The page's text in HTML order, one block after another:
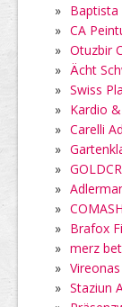
» Baptista
» CA
» Otuzbir
» Ächt
» Swiss
» Kardio
» Carelli
»
»
»
»
» Brafox
» merz
»
» Staziun